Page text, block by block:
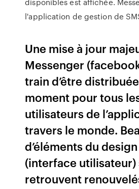
l'application de gestion de
Une mise à jour
Messenger
train d’être
moment pour tous
utilisateurs de
travers le monde.
d’éléments du design
(interface utilisateur)
retrouvent